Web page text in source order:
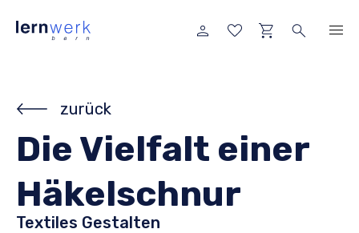
zurück
Die Vielfalt einer
Häkelschnur
Textiles Gestalten